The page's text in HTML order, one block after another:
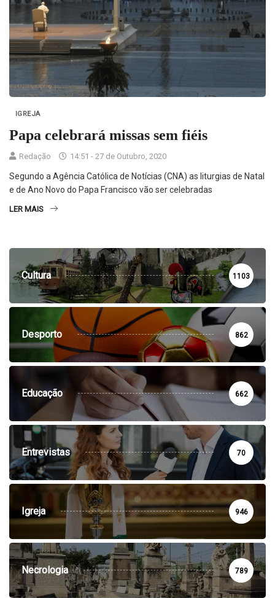
IGREJA
Papa celebrará missas sem fiéis
Redação 14:51 - 27 de Outubro, 2020
Segundo a Agência Católica de Notícias (CNA) as liturgias de Natal
e de Ano Novo do Papa Francisco vão ser celebradas
LER MAIS
Cultura 1103
Desporto 862
Educação 662
Entrevistas 70
Igreja 946
Necrologia 789